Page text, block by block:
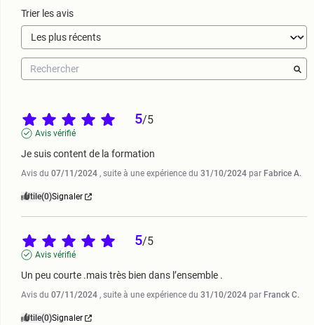
Trier les avis
5/5
Avis vérifié
Je suis content de la formation
Avis du 07/11/2024 , suite à une expérience du 31/10/2024 par Fabrice A.
Utile(0)Signaler
5/5
Avis vérifié
Un peu courte .mais très bien dans l’ensemble .
Avis du 07/11/2024 , suite à une expérience du 31/10/2024 par Franck C.
Utile(0)Signaler